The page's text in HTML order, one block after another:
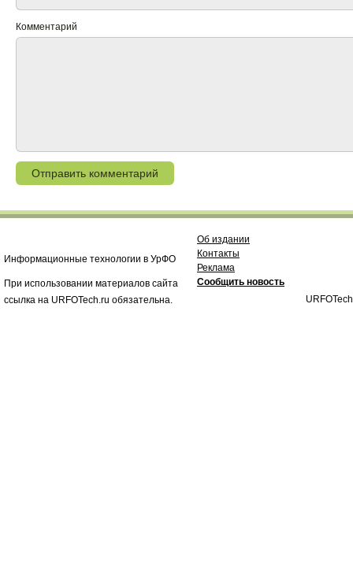
Комментарий
Информационные технологии в УрФО
При использовании материалов сайта
ссылка на URFOTech.ru обязательна.
Об издании
Контакты
Реклама
Сообщить новость